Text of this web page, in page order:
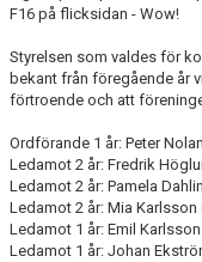
F16 på flicksidan - Wow!
Styrelsen som valdes för
bekant från föregående år
förtroende och att
Ordförande 1 år: Peter
Ledamot 2 år: Fredrik
Ledamot 2 år: Pamela
Ledamot 2 år: Mia Karlsson
Ledamot 1 år: Emil
Ledamot 1 år: Johan